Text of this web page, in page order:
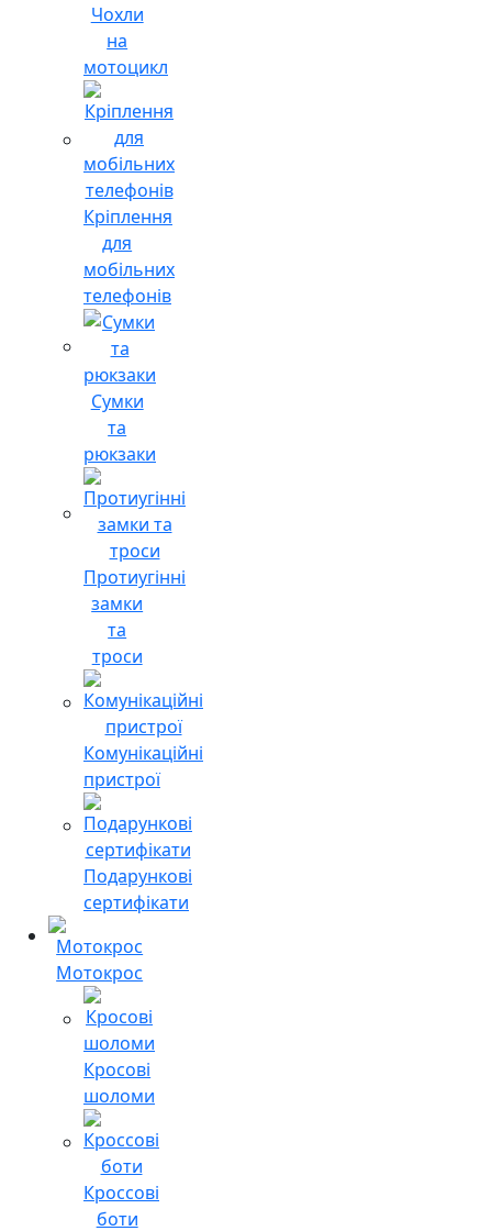
Чохли
на
мотоцикл
Кріплення
для
мобільних
телефонів
Сумки
та
рюкзаки
Протиугінні
замки
та
троси
Комунікаційні
пристрої
Подарункові
сертифікати
Мотокрос
Кросові
шоломи
Кроссові
боти